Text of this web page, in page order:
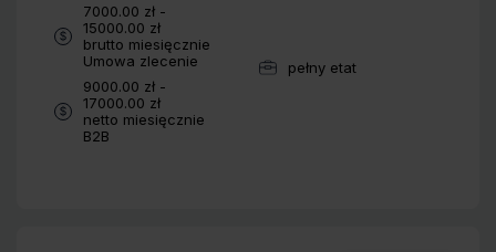
Wynagrodzenie:
7000.00 zł -
15000.00 zł
brutto miesięcznie
Typ umowy:
Umowa zlecenie
Wynagrodzenie:
9000.00 zł -
17000.00 zł
netto miesięcznie
Typ umowy:
B2B
Wymiar pracy:
pełny etat